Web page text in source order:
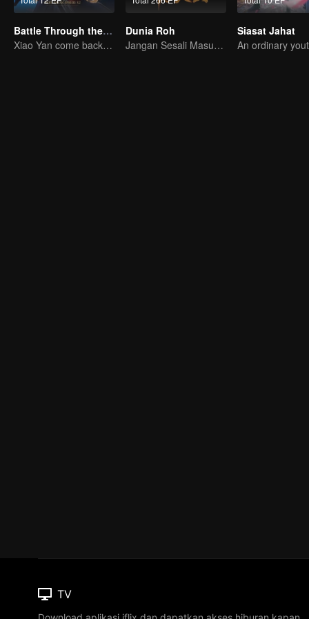
Battle Through the Heavens S2
Xiao Yan come back! Everything is shifting once again ！
Dunia Roh
Jangan Sesali Masuk Gerbang Tang di Kehidupan Ini
Siasat Jahat
TV